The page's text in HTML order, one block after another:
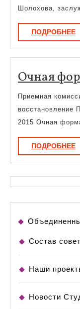
Шолохова,
ПОДРОБНЕЕ
Очная
Приемная
восстановление
2015 Очная
ПОДРОБНЕЕ
Состав
Наши
Новости